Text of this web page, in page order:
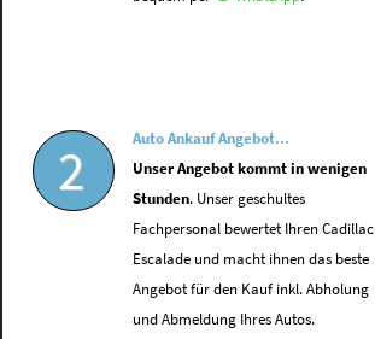
2
Auto Ankauf Angebot...
Unser Angebot kommt in wenigen
Stunden. Unser geschultes
Fachpersonal bewertet Ihren Cadillac
Escalade und macht ihnen das beste
Angebot für den Kauf inkl. Abholung
und Abmeldung Ihres Autos.